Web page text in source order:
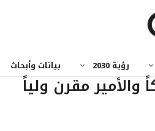
رؤية 2030 بيانات وأبحاث
والأمير مقرن ولياً